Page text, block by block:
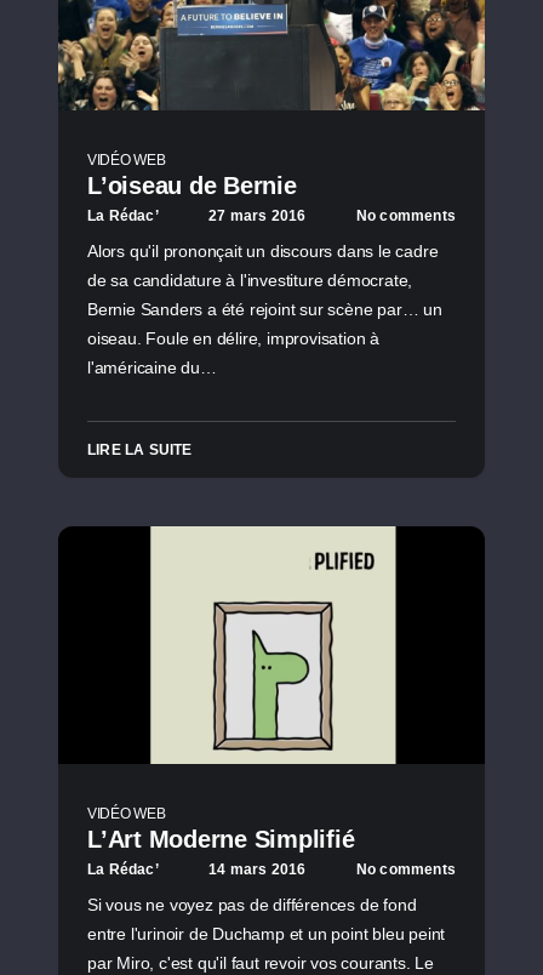
VIDÉO WEB
L’oiseau de Bernie
La Rédac’ 27 mars 2016 No comments
Alors qu'il prononçait un discours dans le cadre
de sa candidature à l'investiture démocrate,
Bernie Sanders a été rejoint sur scène par… un
oiseau. Foule en délire, improvisation à
l'américaine du…
LIRE LA SUITE
VIDÉO WEB
L’Art Moderne Simplifié
La Rédac’ 14 mars 2016 No comments
Si vous ne voyez pas de différences de fond
entre l'urinoir de Duchamp et un point bleu peint
par Miro, c'est qu'il faut revoir vos courants. Le